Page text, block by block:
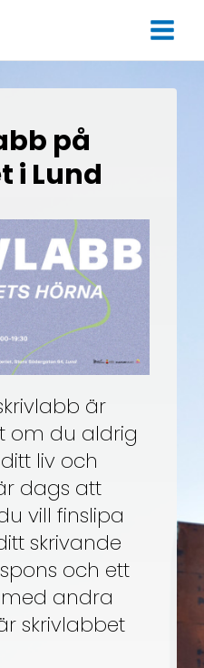
på
i Lund
är
om du aldrig
liv och
dags att
vill finslipa
skrivande
och ett
andra
skrivlabbet